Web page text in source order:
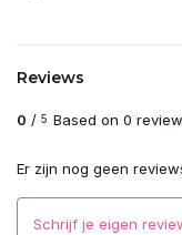
Reviews
0 / 5 Based on 0
Er zijn nog geen
Schrijf je eigen